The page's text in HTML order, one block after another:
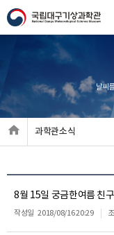
날씨
과학관소식
8월 15일 궁금한여름 친
작성일 2018/08/16 20:29